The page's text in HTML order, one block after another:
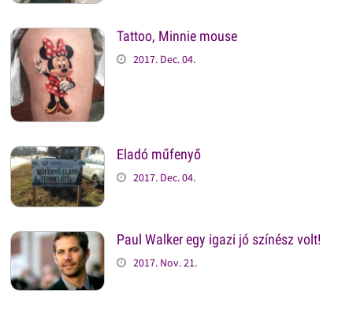
Tattoo, Minnie mouse
2017. Dec. 04.
Eladó műfenyő
2017. Dec. 04.
Paul Walker egy igazi jó színész volt!
2017. Nov. 21.